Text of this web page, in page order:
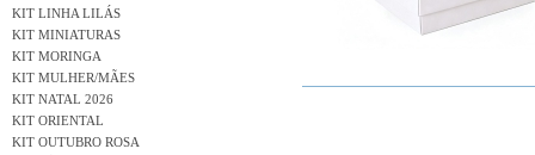
KIT LINHA LILÁS
KIT MINIATURAS
KIT MORINGA
KIT MULHER/MÃES
KIT NATAL 2026
KIT ORIENTAL
KIT OUTUBRO ROSA